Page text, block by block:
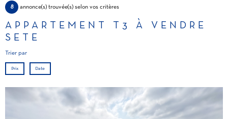
8 annonce(s) trouvée(s) selon vos critères
APPARTEMENT T3 À VENDRE
SETE
Trier par
Prix Date